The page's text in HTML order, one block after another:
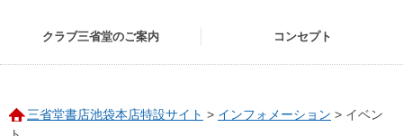
クラブ三省堂のご案内 コンセプト
三省堂書店池袋本店特設サイト > インフォメーション > イベン